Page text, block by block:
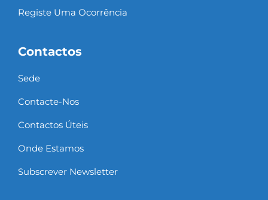
Registe Uma Ocorrência
Contactos
Sede
Contacte-Nos
Contactos Úteis
Onde Estamos
Subscrever Newsletter